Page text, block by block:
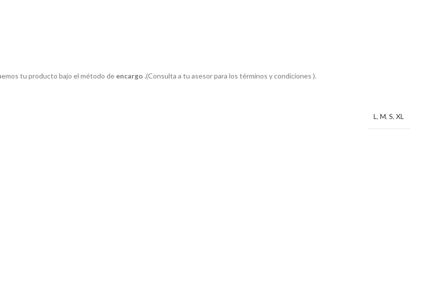
tu producto bajo el método de encargo .(Consulta a tu asesor para los términos y condiciones ).
L , M, S, XL